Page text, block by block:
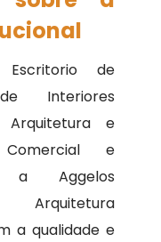
de
Interiores
Arquitetura e
Comercial e
a Aggelos
a qualidade e